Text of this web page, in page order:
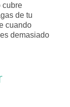
cubre
de tu
cuando
demasiado